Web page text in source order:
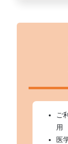
ご
用
医